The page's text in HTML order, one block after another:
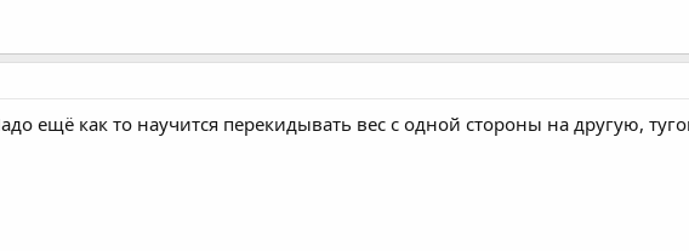
ещё как то научится перекидывать вес с одной стороны на другую,